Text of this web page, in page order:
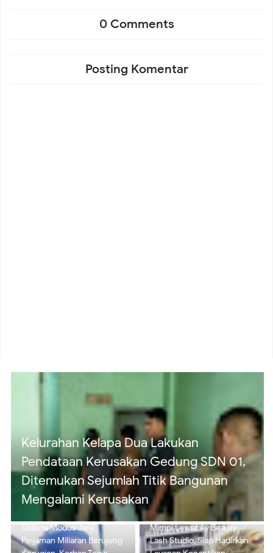
0 Comments
Posting Komentar
Diduga Modus Janji Pinjaman Miliaran
Berujung Kerugian, Korban Tagih
Tanggung Jawab Pemberi Dana
Ai Komariyah Wujudkan
Mimpi Lewat Ay Beauty
Lash Studio, Siap Hadirkan
SSB Imadara Juarai Twins
Cup 2026, Liga Sepak Bola